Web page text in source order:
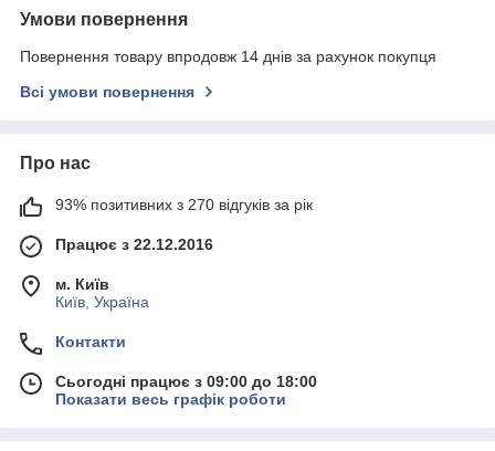
Умови повернення
Повернення товару впродовж 14 днів за рахунок покупця
Всі умови повернення
Про нас
93% позитивних з 270 відгуків за рік
Працює з 22.12.2016
м. Київ
Київ, Україна
Контакти
Сьогодні працює з 09:00 до 18:00
Показати весь графік роботи